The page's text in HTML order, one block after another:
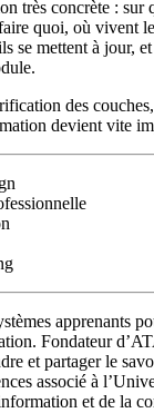
très concrète : sur
quoi, où vivent
se mettent à jour,
des
devient vite
apprenants
Fondateur
et partager le
associé à
et de la